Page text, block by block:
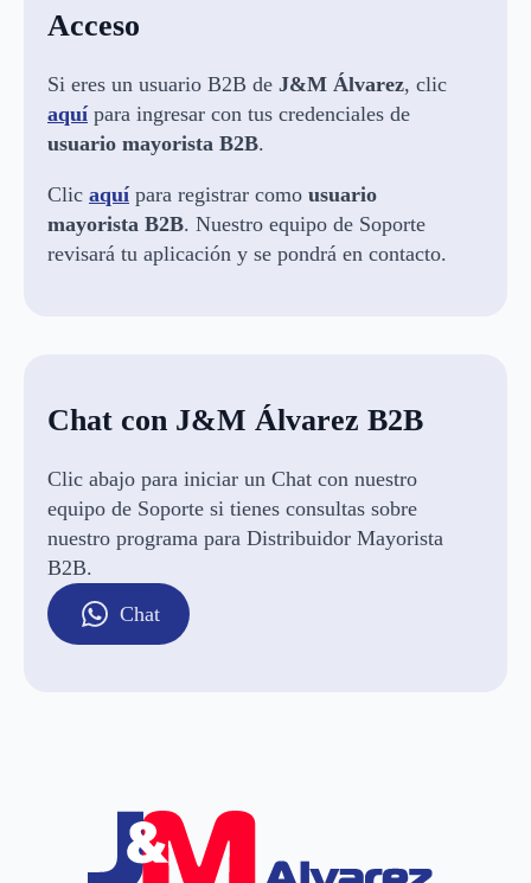
Acceso
Si eres un usuario B2B de J&M Álvarez, clic
aquí para ingresar con tus credenciales de
usuario mayorista B2B.
Clic aquí para registrar como usuario
mayorista B2B. Nuestro equipo de Soporte
revisará tu aplicación y se pondrá en contacto.
Chat con J&M Álvarez B2B
Clic abajo para iniciar un Chat con nuestro
equipo de Soporte si tienes consultas sobre
nuestro programa para Distribuidor Mayorista
B2B.
Chat